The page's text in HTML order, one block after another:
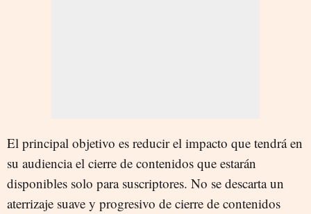
El principal objetivo es reducir el impacto que tendrá en
su audiencia el cierre de contenidos que estarán
disponibles solo para suscriptores. No se descarta un
aterrizaje suave y progresivo de cierre de contenidos